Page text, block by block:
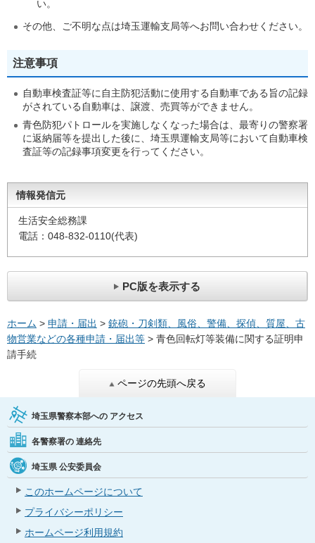
い。
その他、ご不明な点は埼玉運輸支局等へお問い合わせください。
注意事項
自動車検査証等に自主防犯活動に使用する自動車である旨の記録
がされている自動車は、譲渡、売買等ができません。
青色防犯パトロールを実施しなくなった場合は、最寄りの警察署
に返納届等を提出した後に、埼玉県運輸支局等において自動車検
査証等の記録事項変更を行ってください。
情報発信元
生活安全総務課
電話：048-832-0110(代表)
PC版を表示する
ホーム > 申請・届出 > 銃砲・刀剣類、風俗、警備、探偵、質屋、古
物営業などの各種申請・届出等 > 青色回転灯等装備に関する証明申
請手続
ページの先頭へ戻る
埼玉県警察本部への アクセス
各警察署の 連絡先
埼玉県 公安委員会
このホームページについて
プライバシーポリシー
ホームページ利用規約